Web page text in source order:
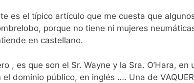
es el típico artículo que me cuesta que
porque no tiene ni mujeres
en castellano.
, es que son el Sr. Wayne y la Sra. O’Hara,
el dominio público, en inglés …. Una de